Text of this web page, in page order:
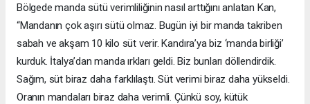
Bölgede manda sütü verimliliğinin nasıl arttığını anlatan Kan,
“Mandanın çok aşırı sütü olmaz. Bugün iyi bir manda takriben
sabah ve akşam 10 kilo süt verir. Kandıra’ya biz ‘manda birliği’
kurduk. İtalya’dan manda ırkları geldi. Biz bunları döllendirdik.
Sağım, süt biraz daha farklılaştı. Süt verimi biraz daha yükseldi.
Oranın mandaları biraz daha verimli. Çünkü soy, kütük